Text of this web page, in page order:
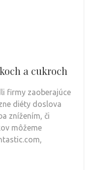
a cukroch
firmy zaoberajúce
diéty doslova
znížením, či
môžeme